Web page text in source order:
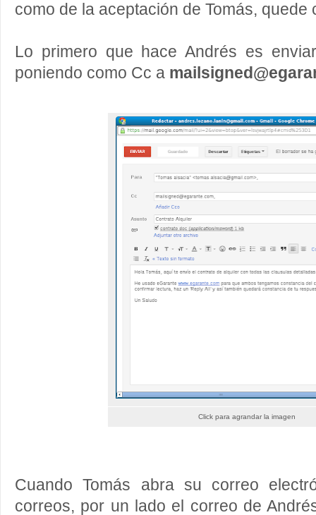
como de la aceptación de Tomás, quede
Lo primero que hace Andrés es
poniendo como Cc a
Click para agrandar la imagen
Cuando Tomás abra su correo
correos, por un lado el correo de